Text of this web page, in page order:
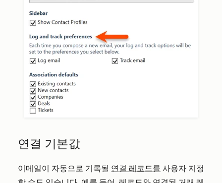
연결 기본값
이메일이 자동으로 기록될 연결 레코드를 사용자 지정